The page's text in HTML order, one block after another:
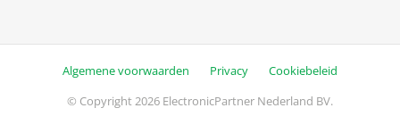
Algemene voorwaarden Privacy
Cookiebeleid
© Copyright 2026 ElectronicPartner Nederland BV.